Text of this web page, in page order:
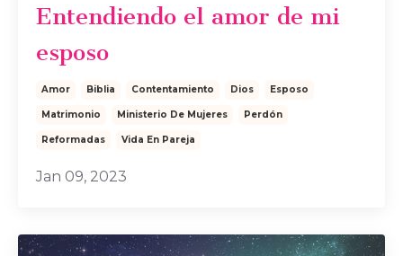
Entendiendo el amor de mi
esposo
Amor Biblia Contentamiento Dios Esposo
Matrimonio Ministerio De Mujeres Perdón
Reformadas Vida En Pareja
Jan 09, 2023